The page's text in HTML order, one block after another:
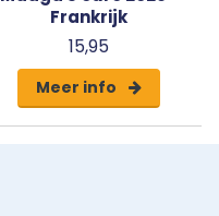
Frankrijk
15,95
Meer info